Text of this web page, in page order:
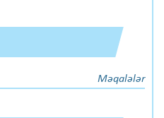
Məqalələr